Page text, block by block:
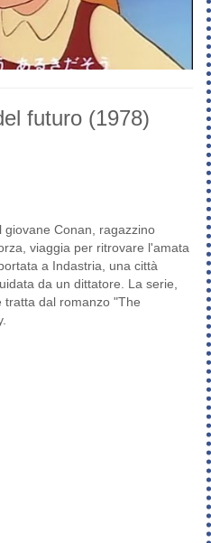
futuro (1978)
giovane Conan, ragazzino
viaggia per ritrovare l'amata
a Indastria, una città
da un dittatore. La serie,
tratta dal romanzo "The